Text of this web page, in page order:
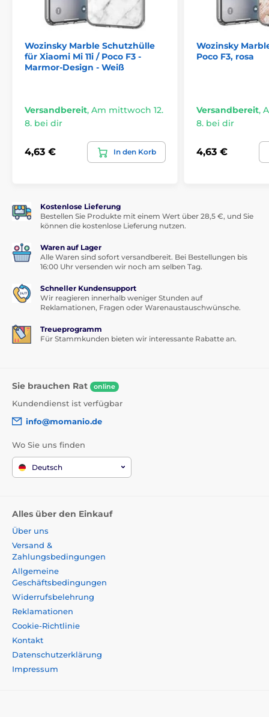
Wozinsky Marble Schutzhülle
für Xiaomi Mi 11i / Poco F3 -
Marmor-Design - Weiß
Versandbereit, Am mittwoch 12.
8. bei dir
4,63 € In den Korb
Wozinsky
Poco F3, rosa
Versandbereit,
8. bei dir
4,63 €
Kostenlose Lieferung
Bestellen Sie Produkte mit einem Wert über 28,5 €, und Sie
können die kostenlose Lieferung nutzen.
Waren auf Lager
Alle Waren sind sofort versandbereit. Bei Bestellungen bis
16:00 Uhr versenden wir noch am selben Tag.
Schneller Kundensupport
Wir reagieren innerhalb weniger Stunden auf
Reklamationen, Fragen oder Warenaustauschwünsche.
Treueprogramm
Für Stammkunden bieten wir interessante Rabatte an.
Sie brauchen Rat online
Kundendienst ist verfügbar
info@momanio.de
Wo Sie uns finden
Deutsch
Alles über den Einkauf
Über uns
Versand &
Zahlungsbedingungen
Allgemeine
Geschäftsbedingungen
Widerrufsbelehrung
Reklamationen
Cookie-Richtlinie
Kontakt
Datenschutzerklärung
Impressum